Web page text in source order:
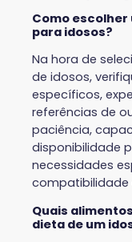
Como
para idosos?
Na hora de
de idosos,
específicos,
referências de
paciência,
disponibilidade
necessidades
compatibilidade
Quais
dieta de um